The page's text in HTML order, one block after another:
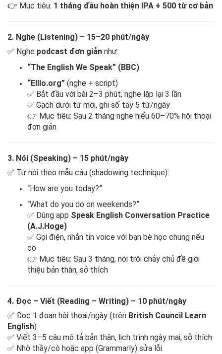
👉 Mục tiêu: 1 tháng đầu hoàn thiện IPA + 500 từ cơ bản
2. Nghe (Listening) – 15–20 phút/ngày
✅ Nghe podcast đơn giản như:
“The English We Speak” (BBC)
“Elllo.org” (nghe + script)
✅ Bắt đầu với bài 2–3 phút, nghe lặp lại 3 lần
✅ Gạch dưới từ mới, ghi sổ tay 5 từ/ngày
👉 Mục tiêu: Sau 2 tháng nghe hiểu 60–70% hội thoại
đơn giản
3. Nói (Speaking) – 15 phút/ngày
✅ Tự nói theo mẫu câu (shadowing technique):
“How are you today?”
“What do you do on weekends?”
✅ Dùng app Speak English Conversation Practice
(A.J.Hoge)
✅ Gọi điện, nhắn tin voice với bạn bè học chung nếu
có
👉 Mục tiêu: Sau 3 tháng, nói trôi chảy chủ đề giới
thiệu bản thân, sở thích
4. Đọc – Viết (Reading – Writing) – 10 phút/ngày
✅ Đọc 1 đoạn hội thoại/ngày (trên British Council Learn
English)
✅ Viết 3–5 câu mô tả bản thân, lịch trình ngày mai, sở thích
✅ Nhờ thầy/cô hoặc app (Grammarly) sửa lỗi